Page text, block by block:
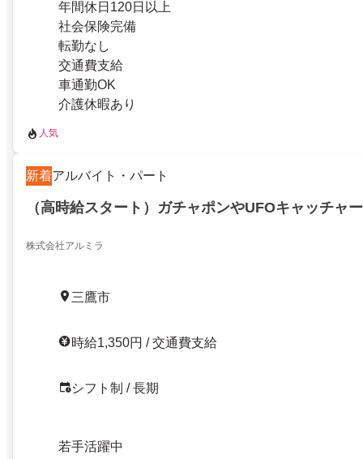
年間休日120日以上
社会保険完備
転勤なし
交通費支給
車通勤OK
介護休暇あり
人気
新着アルバイト・パート
（高時給スタート）ガチャポンやUFOキャッチャ
株式会社アルミラ
三鷹市
時給1,350円 / 交通費支給
シフト制 / 長期
若手活躍中